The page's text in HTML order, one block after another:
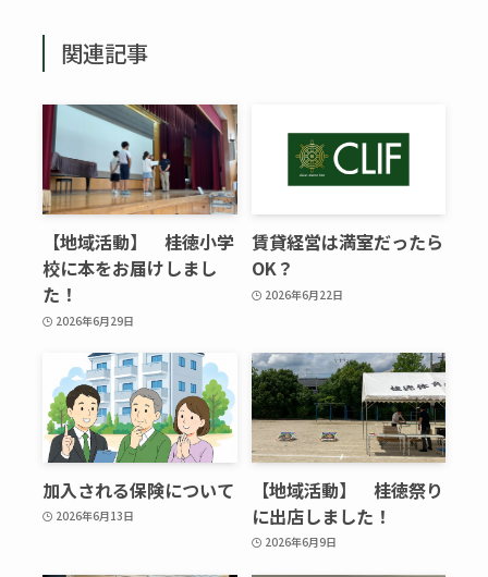
関連記事
【地域活動】 桂徳小学
校に本をお届けしまし
た！
2026年6月29日
賃貸経営は満室だったら
OK？
2026年6月22日
加入される保険について
2026年6月13日
【地域活動】 桂徳祭り
に出店しました！
2026年6月9日